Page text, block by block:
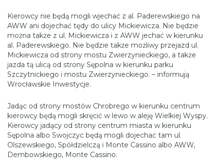
Kierowcy nie będą mogli wjechać z al. Paderewskiego na
AWW ani dojechać tędy do ulicy Mickiewicza. Nie będzie
można także z ul. Mickiewicza i z AWW jechać w kierunku
al. Paderewskiego. Nie będzie także możliwy przejazd ul.
Mickiewicza od strony mostu Zwierzynieckiego, a także
jazda tą ulicą od strony Sępolna w kierunku parku
Szczytnickiego i mostu Zwierzynieckiego. – informują
Wrocławskie Inwestycje.
Jadąc od strony mostów Chrobrego w kierunku centrum
kierowcy będą mogli skręcić w lewo w aleję Wielkiej Wyspy.
Kierowcy jadący od strony centrum miasta w kierunku
Sępolna albo Swojczyc będą mogli dojechać tam ul.
Olszewskiego, Spółdzielczą i Monte Cassino albo AWW,
Dembowskiego, Monte Cassino.